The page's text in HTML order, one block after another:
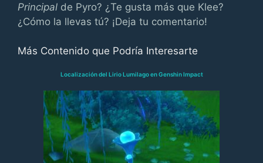
Principal de Pyro? ¿Te gusta más que Klee?
¿Cómo la llevas tú? ¡Deja tu comentario!
Más Contenido que Podría Interesarte
Localización del Lirio Lumilago en Genshin Impact